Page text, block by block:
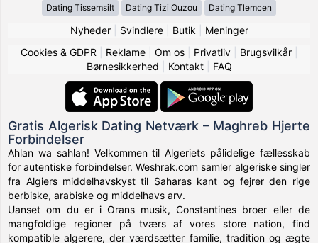
Dating Tissemsilt Dating Tizi Ouzou Dating Tlemcen
Nyheder| Svindlere| Butik
Meninger
Cookies & GDPR
Reklame| Om os| Privatliv| Brugsvilkår|
Børnesikkerhed
Kontakt| FAQ
Gratis Algerisk Dating Netværk – Maghreb Hjerte
Forbindelser
Ahlan wa sahlan! Velkommen til Algeriets pålidelige fællesskab
for autentiske forbindelser. Weshrak.com samler algeriske singler
fra Algiers middelhavskyst til Saharas kant og fejrer den rige
berbiske, arabiske og middelhavs arv.
Uanset om du er i Orans musik, Constantines broer eller de
mangfoldige regioner på tværs af vores store nation, find
kompatible algerere, der værdsætter familie, tradition og ægte